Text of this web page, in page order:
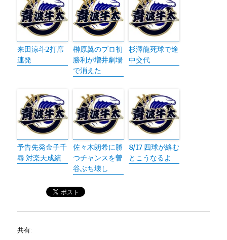
来田涼斗2打席
連発
榊原翼のプロ初
勝利が増井劇場
で消えた
杉澤龍死球で途
中交代
予告先発金子千
尋 対楽天成績
佐々木朗希に勝
つチャンスを曽
谷ぶち壊し
8/17 四球が絡む
とこうなるよ
共有: